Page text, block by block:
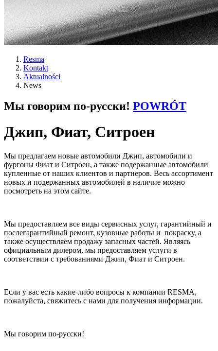
Resma
Kontakt
Aktualności
News
Мы говорим по-русски! POWRÓT
Джип, Фиат, Ситроен
Мы предлагаем новые автомобили Джип, автомобили и
фургоны Фиат и Ситроен, а также подержанные автомобили
купленные от наших клиентов и партнеров. Весь ассортимент
новых и подержанных автомобилей в наличие можно
посмотреть на этом сайте.
Мы предоставляем все виды сервисных услуг, гарантийный и
послегарантийный ремонт, кузовные работы и покраску, а
также осуществляем продажу запасных частей. Являясь
официальным дилером, мы предоставляем услуги в
соответствии с требованиями Джип, Фиат и Ситроен.
Если у вас есть какие-либо вопросы к компании RESMA,
пожалуйста, свяжитесь с нами для получения информации.
Мы говорим по-русски!